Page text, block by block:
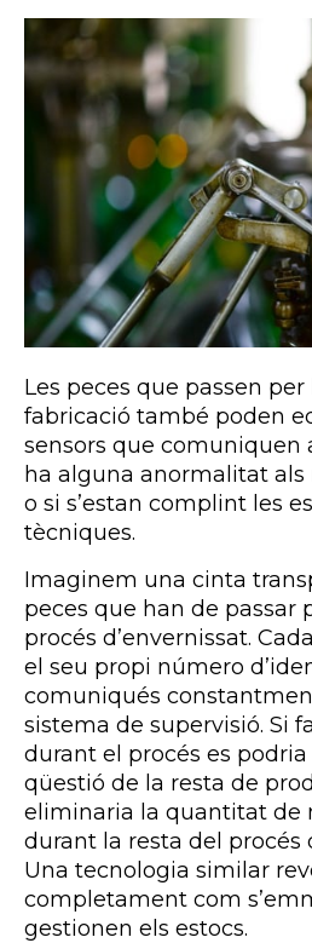
Les peces que passen
fabricació també poden
sensors que comuniquen
ha alguna anormalitat
o si s’estan complint les
tècniques.
Imaginem una cinta
peces que han de passar
procés d’envernissat.
el seu propi número
comuniqués
sistema de supervisió. Si
durant el procés es
qüestió de la resta de
eliminaria la quantitat de
durant la resta del procés
Una tecnologia similar
completament com
gestionen els estocs.